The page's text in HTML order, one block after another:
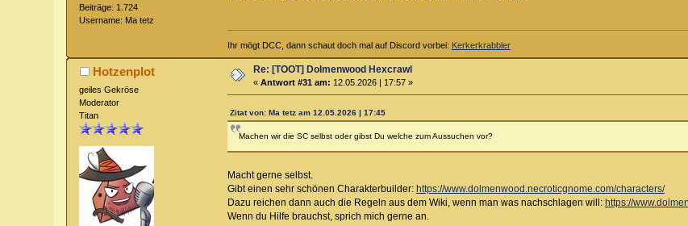
Beiträge: 1.724
Username: Ma tetz
Ihr mögt DCC, dann schaut doch mal auf Discord vorbei: Kerkerkrabbler
Hotzenplot
geiles Gekröse
Moderator
Titan
Re: [TOOT] Dolmenwood Hexcrawl
«Antwort #31 am: 12.05.2026 | 17:57 »
Zitat von: Ma tetz am 12.05.2026 | 17:45
Machen wir die SC selbst oder gibst Du welche zum Aussuchen vor?
Macht gerne selbst.
Gibt einen sehr schönen Charakterbuilder: https://www.dolmenwood.necroticgnome.com/characters/
Dazu reichen dann auch die Regeln aus dem Wiki, wenn man was nachschlagen will: https://
Wenn du Hilfe brauchst, sprich mich gerne an.